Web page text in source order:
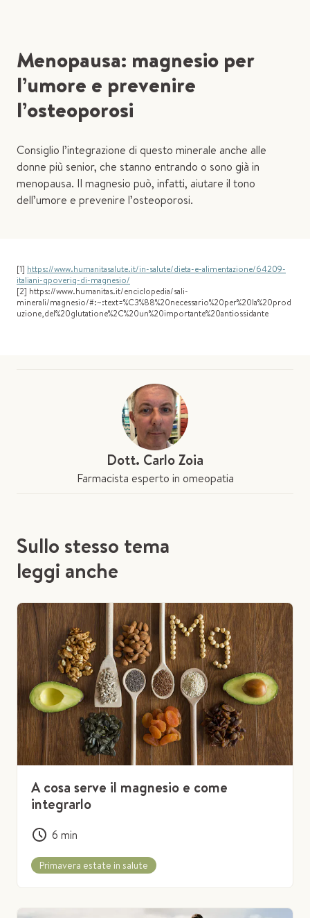
Menopausa: magnesio per
l’umore e prevenire
l’osteoporosi
Consiglio l’integrazione di questo minerale anche alle
donne più senior, che stanno entrando o sono già in
menopausa. Il magnesio può, infatti, aiutare il tono
dell’umore e prevenire l’osteoporosi.
[1] https://www.humanitasalute.it/in-salute/dieta-e-alimentazione/64209-
italiani-qpoveriq-di-magnesio/
[2] https://www.humanitas.it/enciclopedia/sali-
minerali/magnesio/#:~:text=%C3%88%20necessario%20per%20la%20prod
uzione,del%20glutatione%2C%20un%20importante%20antiossidante
Dott. Carlo Zoia
Farmacista esperto in omeopatia
Sullo stesso tema
leggi anche
A cosa serve il magnesio e come
integrarlo
6 min
Primavera estate in salute